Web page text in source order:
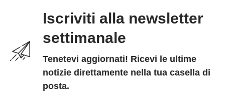
Iscriviti alla newsletter
settimanale
Tenetevi aggiornati! Ricevi le ultime
notizie direttamente nella tua casella di
posta.